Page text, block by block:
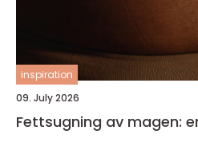
inspiration
09. July 2026
Fettsugning av magen: